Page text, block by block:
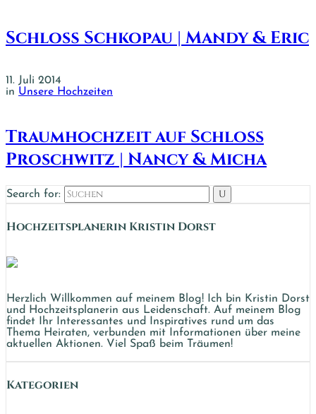
Schloß Schkopau | Mandy & Eric
11. Juli 2014
in Unsere Hochzeiten
Traumhochzeit auf Schloss
Proschwitz | Nancy & Micha
Search for:
Hochzeits­planerin Kristin Dorst
Herzlich Willkommen auf meinem Blog! Ich bin Kristin Dorst
und Hochzeitsplanerin aus Leidenschaft. Auf meinem Blog
findet Ihr Interessantes und Inspiratives rund um das
Thema Heiraten, verbunden mit Informationen über meine
aktuellen Aktionen. Viel Spaß beim Träumen!
Kategorien